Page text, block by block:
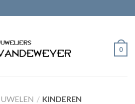
0
/ KINDEREN